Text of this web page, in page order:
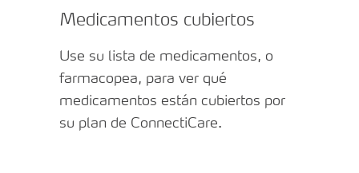
Medicamentos cubiertos
Use su lista de medicamentos, o
farmacopea, para ver qué
medicamentos están cubiertos por
su plan de ConnectiCare.